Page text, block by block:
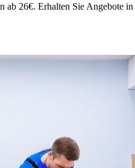
26€. Erhalten Sie Angebote